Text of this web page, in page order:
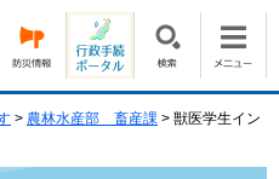
> 農林水産部 畜産課 > 獣医学生イン